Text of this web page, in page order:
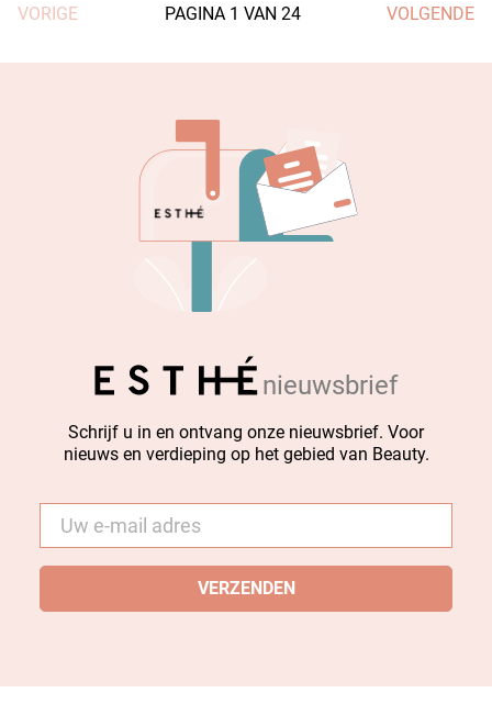
VORIGE PAGINA 1 VAN 24 VOLGENDE
nieuwsbrief
Schrijf u in en ontvang onze nieuwsbrief. Voor
nieuws en verdieping op het gebied van Beauty.
mail *